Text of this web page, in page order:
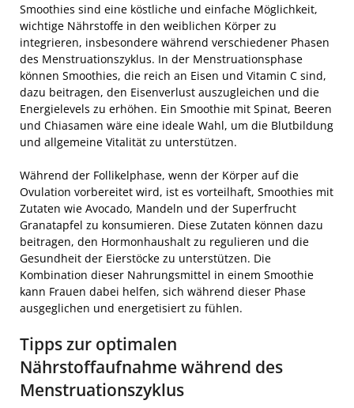
Smoothies sind eine köstliche und einfache Möglichkeit,
wichtige Nährstoffe in den weiblichen Körper zu
integrieren, insbesondere während verschiedener Phasen
des Menstruationszyklus. In der Menstruationsphase
können Smoothies, die reich an Eisen und Vitamin C sind,
dazu beitragen, den Eisenverlust auszugleichen und die
Energielevels zu erhöhen. Ein Smoothie mit Spinat, Beeren
und Chiasamen wäre eine ideale Wahl, um die Blutbildung
und allgemeine Vitalität zu unterstützen.
Während der Follikelphase, wenn der Körper auf die
Ovulation vorbereitet wird, ist es vorteilhaft, Smoothies mit
Zutaten wie Avocado, Mandeln und der Superfrucht
Granatapfel zu konsumieren. Diese Zutaten können dazu
beitragen, den Hormonhaushalt zu regulieren und die
Gesundheit der Eierstöcke zu unterstützen. Die
Kombination dieser Nahrungsmittel in einem Smoothie
kann Frauen dabei helfen, sich während dieser Phase
ausgeglichen und energetisiert zu fühlen.
Tipps zur optimalen
Nährstoffaufnahme während des
Menstruationszyklus